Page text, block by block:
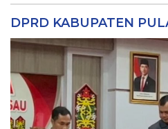
DPRD KABUPATEN